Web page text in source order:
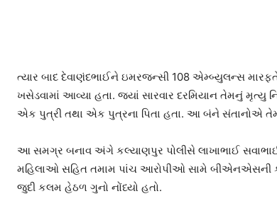
ત્યાર બાદ દેવાણંદભાઈને ઇમરજન્સી 108 એમ્બ્યુલન્સ
ખસેડવામાં આવ્યા હતા. જ્યાં સારવાર દરમિયાન તેમનું
એક પુત્રી તથા એક પુત્રના પિતા હતા. આ બંને સંતાનોએ
આ સમગ્ર બનાવ અંગે કલ્યાણપુર પોલીસે લાખાભાઈ સવાભાઈ
મહિલાઓ સહિત તમામ પાંચ આરોપીઓ સામે બીએનએસની
જુદી કલમ હેઠળ ગુનો નોંધ્યો હતો.